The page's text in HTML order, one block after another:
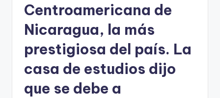
Centroamericana de
Nicaragua, la más
prestigiosa del país. La
casa de estudios dijo
que se debe a